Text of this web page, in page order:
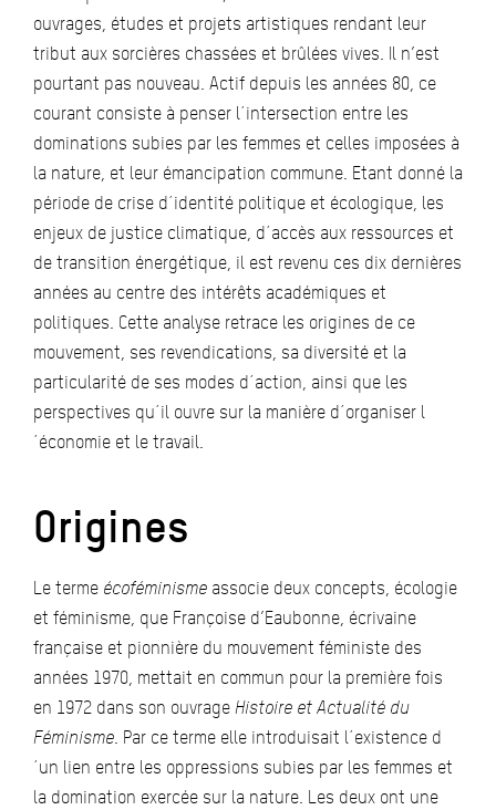
ouvrages, études et projets artistiques rendant leur
tribut aux sorcières chassées et brûlées vives. Il n’est
pourtant pas nouveau. Actif depuis les années 80, ce
courant consiste à penser l´intersection entre les
dominations subies par les femmes et celles imposées à
la nature, et leur émancipation commune. Etant donné la
période de crise d´identité politique et écologique, les
enjeux de justice climatique, d´accès aux ressources et
de transition énergétique, il est revenu ces dix dernières
années au centre des intérêts académiques et
politiques. Cette analyse retrace les origines de ce
mouvement, ses revendications, sa diversité et la
particularité de ses modes d´action, ainsi que les
perspectives qu´il ouvre sur la manière d´organiser l
´économie et le travail.
Origines
Le terme écoféminisme associe deux concepts, écologie
et féminisme, que Françoise d’Eaubonne, écrivaine
française et pionnière du mouvement féministe des
années 1970, mettait en commun pour la première fois
en 1972 dans son ouvrage Histoire et Actualité du
Féminisme. Par ce terme elle introduisait l´existence d
´un lien entre les oppressions subies par les femmes et
la domination exercée sur la nature. Les deux ont une